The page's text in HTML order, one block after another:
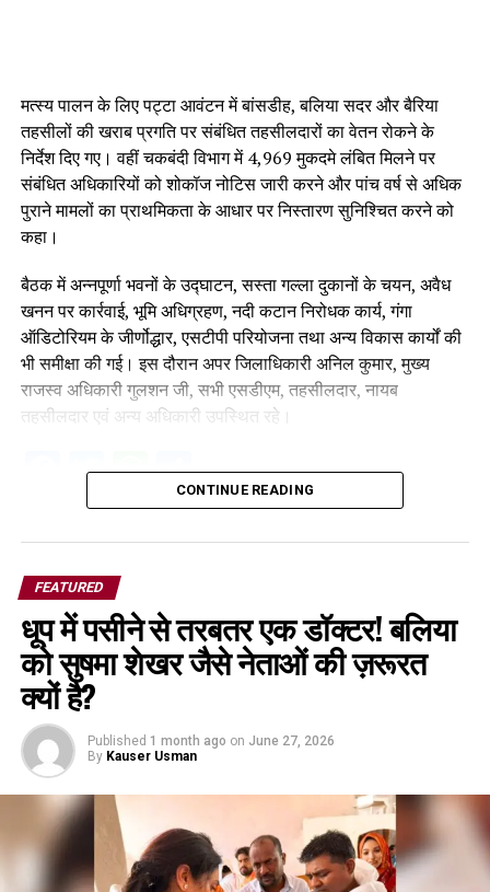
मत्स्य पालन के लिए पट्टा आवंटन में बांसडीह, बलिया सदर और बैरिया
तहसीलों की खराब प्रगति पर संबंधित तहसीलदारों का वेतन रोकने के
निर्देश दिए गए। वहीं चकबंदी विभाग में 4,969 मुकदमे लंबित मिलने पर
संबंधित अधिकारियों को शोकॉज नोटिस जारी करने और पांच वर्ष से अधिक
पुराने मामलों का प्राथमिकता के आधार पर निस्तारण सुनिश्चित करने को
कहा।
बैठक में अन्नपूर्णा भवनों के उद्घाटन, सस्ता गल्ला दुकानों के चयन, अवैध
खनन पर कार्रवाई, भूमि अधिग्रहण, नदी कटान निरोधक कार्य, गंगा
ऑडिटोरियम के जीर्णोद्धार, एसटीपी परियोजना तथा अन्य विकास कार्यों की
भी समीक्षा की गई। इस दौरान अपर जिलाधिकारी अनिल कुमार, मुख्य
राजस्व अधिकारी गुलशन जी, सभी एसडीएम, तहसीलदार, नायब
तहसीलदार एवं अन्य अधिकारी उपस्थित रहे।
Facebook
Twitter
WhatsApp
Share
CONTINUE READING
FEATURED
धूप में पसीने से तरबतर एक डॉक्टर! बलिया
को सुषमा शेखर जैसे नेताओं की ज़रूरत
क्यों है?
Published 1 month ago on June 27, 2026
By Kauser Usman